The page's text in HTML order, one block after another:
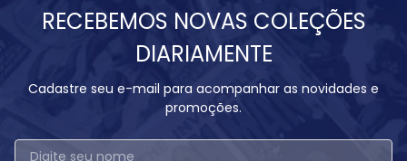
RECEBEMOS NOVAS COLEÇÕES
DIARIAMENTE
Cadastre seu e-mail para acompanhar as novidades e
promoções.